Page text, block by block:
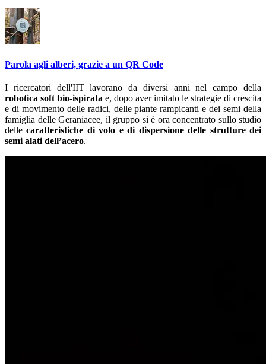
Parola agli alberi, grazie a un QR Code
I ricercatori dell'IIT lavorano da diversi anni nel campo della
robotica soft bio-ispirata e, dopo aver imitato le strategie di crescita
e di movimento delle radici, delle piante rampicanti e dei semi della
famiglia delle Geraniacee, il gruppo si è ora concentrato sullo studio
dellecaratteristiche di volo e di dispersione delle strutture dei
semi alati dell’acero.